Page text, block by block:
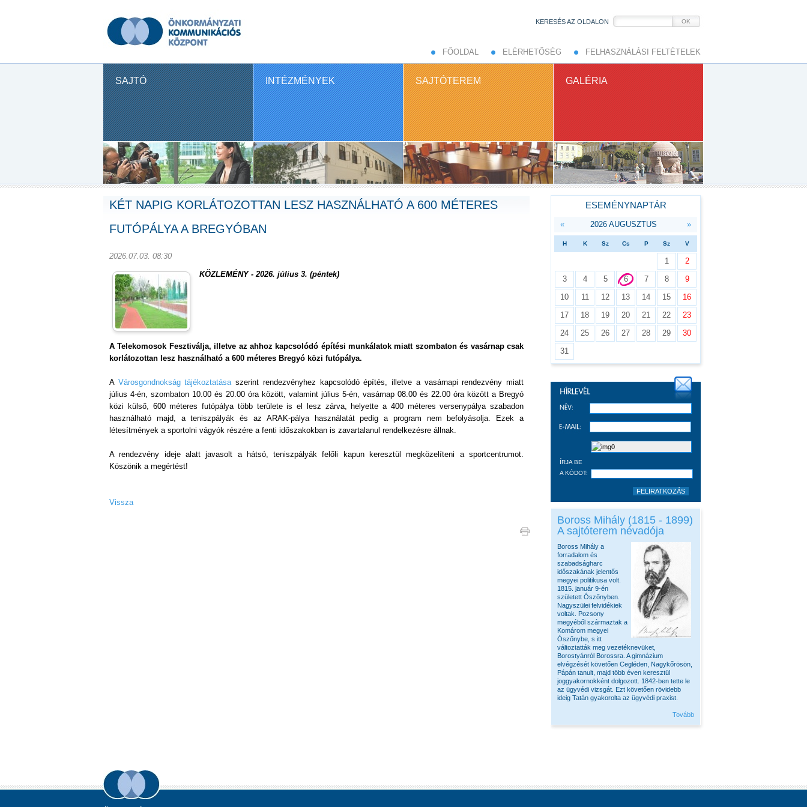
KERESÉS AZ OLDALON OK
FŐOLDAL ELÉRHETŐSÉG FELHASZNÁLÁSI FELTÉTELEK
SAJTÓ INTÉZMÉNYEK SAJTÓTEREM GALÉRIA
KÉT NAPIG KORLÁTOZOTTAN LESZ HASZNÁLHATÓ A 600 MÉTERES
FUTÓPÁLYA A BREGYÓBAN
2026.07.03. 08:30
KÖZLEMÉNY - 2026. július 3. (péntek)
A Telekomosok Fesztiválja, illetve az ahhoz kapcsolódó építési munkálatok miatt szombaton és vasárnap csak
korlátozottan lesz használható a 600 méteres Bregyó közi futópálya.
A Városgondnokság tájékoztatásaszerint rendezvényhez kapcsolódó építés, illetve a vasárnapi rendezvény miatt
július 4-én, szombaton 10.00 és 20.00 óra között, valamint július 5-én, vasárnap 08.00 és 22.00 óra között a Bregyó
közi külső, 600 méteres futópálya több területe is el lesz zárva, helyette a 400 méteres versenypálya szabadon
használható majd, a teniszpályák és az ARAK-pálya használatát pedig a program nem befolyásolja. Ezek a
létesítmények a sportolni vágyók részére a fenti időszakokban is zavartalanul rendelkezésre állnak.
A rendezvény ideje alatt javasolt a hátsó, teniszpályák felőli kapun keresztül megközelíteni a sportcentrumot.
Köszönik a megértést!
Vissza
ESEMÉNYNAPTÁR
« 2026 AUGUSZTUS »
H K Sz Cs P Sz V
1
2
3
4 5 6 7 8
9
10
11 12 13 14 15
16
17
18 19 20 21 22
23
24
25 26 27 28 29
30
31
ÍRJA BE
A KÓDOT:
Boross Mihály (1815 - 1899)
A sajtóterem névadója
Boross Mihály a
forradalom és
szabadságharc
időszakának jelentős
megyei politikusa volt.
1815. január 9-én
született Ószőnyben.
Nagyszülei felvidékiek
voltak. Pozsony
megyéből származtak a
Komárom megyei
Ószőnybe, s itt
változtatták meg vezetéknevüket,
Borostyánról Borossra. A gimnázium
elvégzését követően Cegléden, Nagykőrösön,
Pápán tanult, majd több éven keresztül
joggyakornokként dolgozott. 1842-ben tette le
az ügyvédi vizsgát. Ezt követően rövidebb
ideig Tatán gyakorolta az ügyvédi praxist.
Tovább